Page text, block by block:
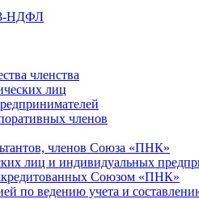
3-НДФЛ
членства
лиц
членов
членов Союза «ПНК»
лиц и индивидуальных
Союзом «ПНК»
по ведению учета и